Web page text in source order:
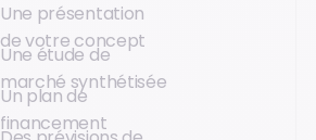
Une présentation
de votre concept
Une étude de
marché synthétisée
Un plan de
financement